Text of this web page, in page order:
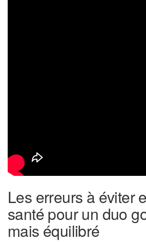
Les erreurs à éviter
santé pour un duo
mais équilibré